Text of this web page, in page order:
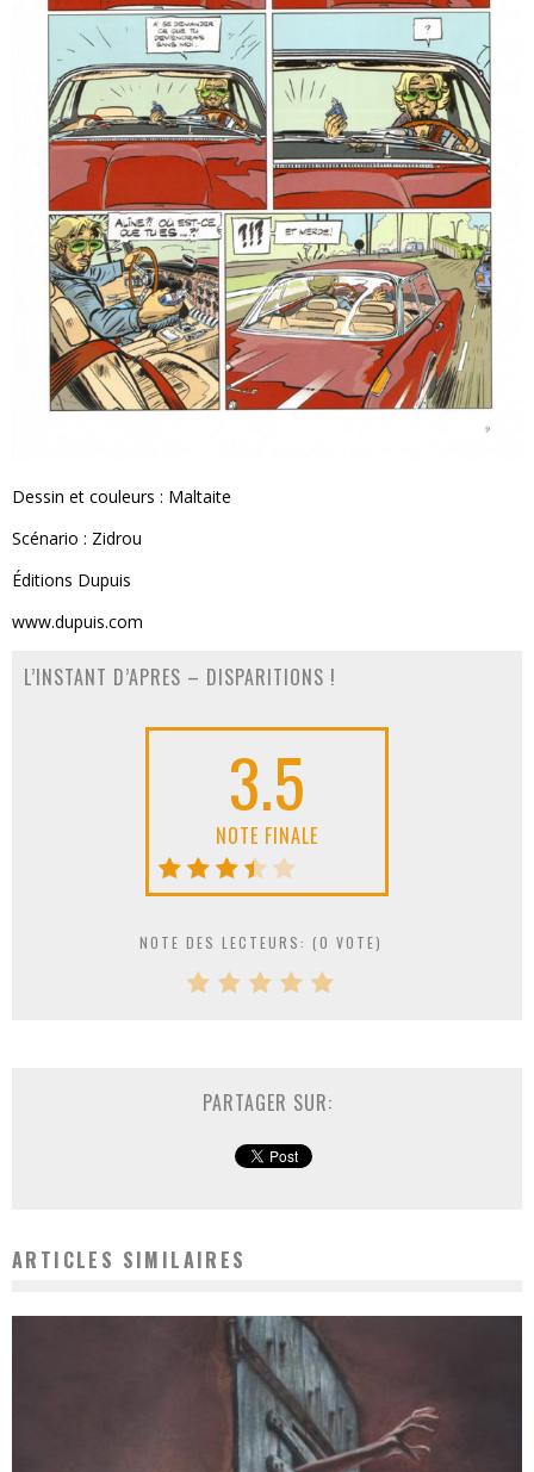
Dessin et couleurs : Maltaite
Scénario : Zidrou
Éditions Dupuis
www.dupuis.com
L’INSTANT D’APRES – DISPARITIONS !
3.5
NOTE FINALE
NOTE DES LECTEURS: (0 VOTE)
PARTAGER SUR:
ARTICLES SIMILAIRES